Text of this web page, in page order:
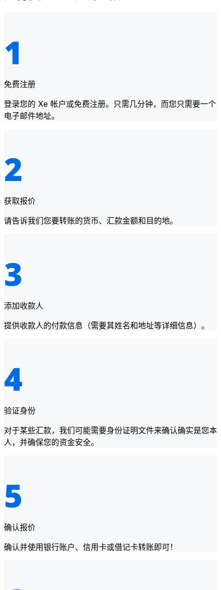
免费注册
登录您的 Xe 帐户或免费注册。只需几分钟，而您只需要一个
电子邮件地址。
获取报价
请告诉我们您要转账的货币、汇款金额和目的地。
添加收款人
提供收款人的付款信息（需要其姓名和地址等详细信息）。
验证身份
对于某些汇款，我们可能需要身份证明文件来确认确实是您本
人，并确保您的资金安全。
确认报价
确认并使用银行账户、信用卡或借记卡转账即可！